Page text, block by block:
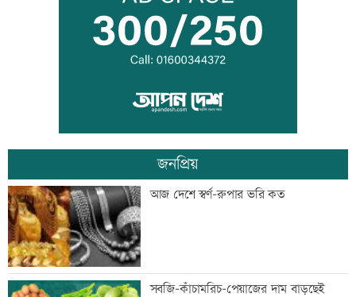
হাফিজুরকে আত্মসমর্পণের নির্দেশ
দুদকের মামলায় ঢাকা ব্যাংকের ৪ কর্মকর্তার
কারাদণ্ড
জিয়াউর রহমান দেশে প্রথম সবুজ বিপ্লবের
ডাক দিয়েছিলেন: পরিবেশমন্ত্রী
প্রথম শ্রেণিতে ভর্তি লটারিতে
জনপ্রিয়
আজ দেশে স্বর্ণ-রুপার ভরি কত
সবজি-কাঁচামরিচ-পেয়াজের দাম বাড়ছেই